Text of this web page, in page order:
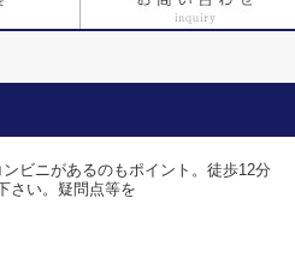
ビニがあるのもポイント。徒歩12分
さい。疑問点等を